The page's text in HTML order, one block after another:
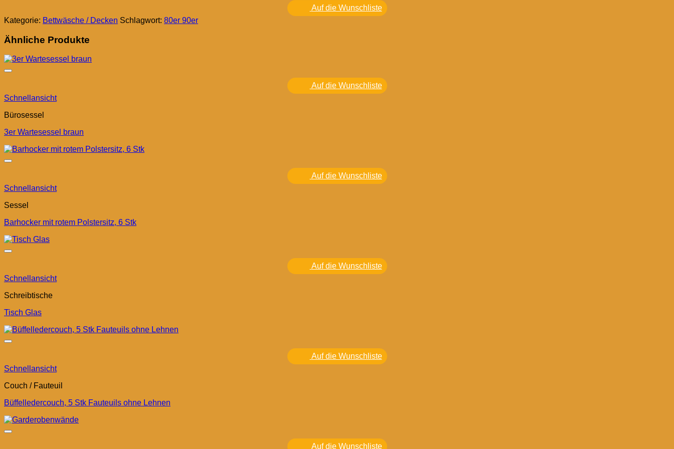
Auf die Wunschliste
Kategorie: Bettwäsche / Decken Schlagwort: 80er 90er
Ähnliche Produkte
Auf die Wunschliste
Schnellansicht
Bürosessel
3er Wartesessel braun
Auf die Wunschliste
Schnellansicht
Sessel
Barhocker mit rotem Polstersitz, 6 Stk
Auf die Wunschliste
Schnellansicht
Schreibtische
Tisch Glas
Auf die Wunschliste
Schnellansicht
Couch / Fauteuil
Büffelledercouch, 5 Stk Fauteuils ohne Lehnen
Auf die Wunschliste